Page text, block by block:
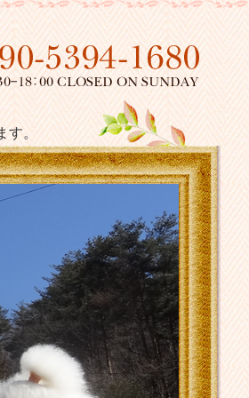
市で移動トリミング
す。